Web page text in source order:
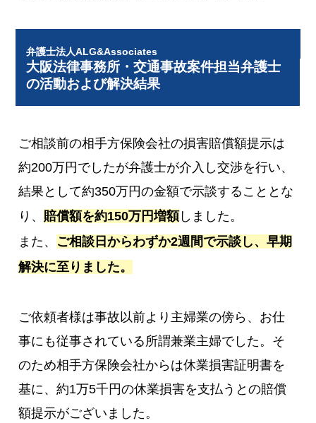
弁護士法人ALG&Associates
大阪法律事務所・交通事故案件担当弁護士
の活動および解決結果
ご相談前の相手方保険会社の損害賠償額提示は
約200万円でしたが弁護士が介入し交渉を行い、
結果として約350万円の金額で示談することとな
り、 賠償額を約150万円増額しました。
また、 ご相談日からわずか2週間で示談し、早期
解決に至りました。
ご依頼者様は事故以前より主婦業の傍ら、お仕
事にも従事されている所謂兼業主婦でした。そ
のため相手方保険会社からは休業損害証明書を
基に、約1万5千円の休業損害を支払うとの賠償
額提示がございました。